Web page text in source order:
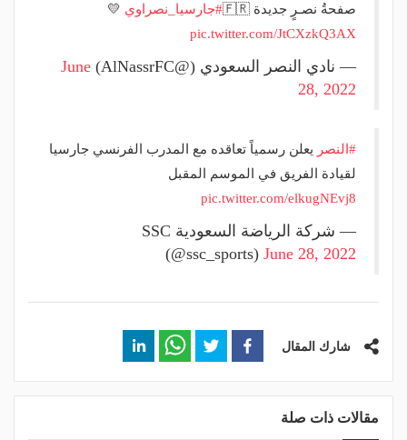
صفحةُ نصـرٍ جديدة 🇫🇷 #جارسيا_نصراوي 💛
pic.twitter.com/JtCXzkQ3AX
— نادي النصر السعودي (@AlNassrFC)
June
28, 2022
#النصر يعلن رسمياً تعاقده مع المدرب الفرنسي جارسيا
لقيادة الفريق في الموسم المقبل
pic.twitter.com/elkugNEvj8
— شركة الرياضة السعودية SSC
(@ssc_sports) June 28, 2022
شارك المقال
مقالات ذات صلة